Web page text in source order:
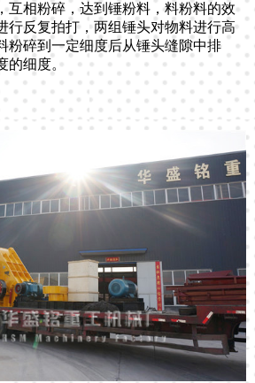
互相粉碎，达到锤粉料，料粉料的效
行反复拍打，两组锤头对物料进行高
粉碎到一定细度后从锤头缝隙中排
的细度。